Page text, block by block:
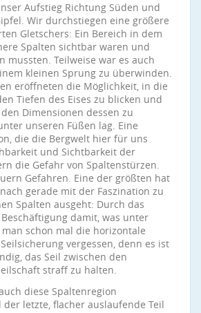
Aufstieg Richtung Süden und
Wir durchstiegen eine größere
Gletschers: Ein Bereich in dem
Spalten sichtbar waren und
mussten. Teilweise war es auch
kleinen Sprung zu überwinden.
eröffneten die Möglichkeit, in die
Tiefen des Eises zu blicken und
Dimensionen dessen zu
unseren Füßen lag. Eine
die die Bergwelt hier für uns
und Sichtbarkeit der
die Gefahr von Spaltenstürzen.
Gefahren. Eine der größten hat
gerade mit der Faszination zu
Spalten ausgeht: Durch das
damit, was unter
schon mal die horizontale
vergessen, denn es ist
das Seil zwischen den
straff zu halten.
diese Spaltenregion
letzte, flacher auslaufende Teil